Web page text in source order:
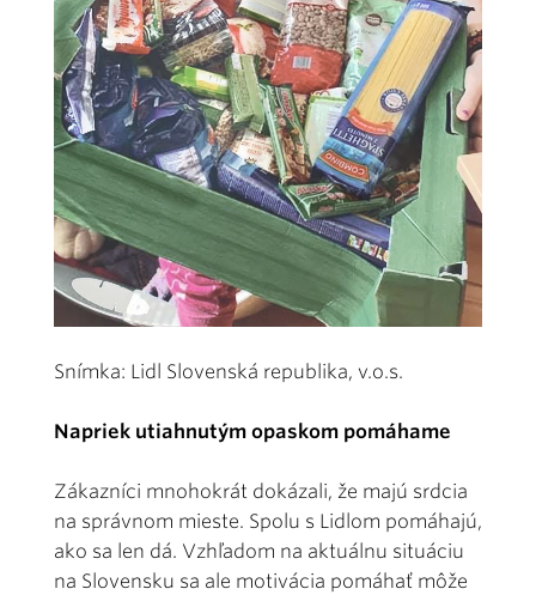
Snímka: Lidl Slovenská republika, v.o.s.
Napriek utiahnutým opaskom pomáhame
Zákazníci mnohokrát dokázali, že majú srdcia
na správnom mieste. Spolu s Lidlom pomáhajú,
ako sa len dá. Vzhľadom na aktuálnu situáciu
na Slovensku sa ale motivácia pomáhať môže